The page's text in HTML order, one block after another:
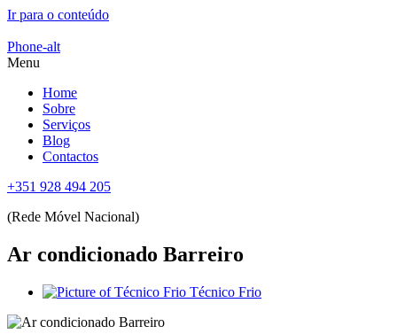
Ir para o conteúdo
Phone-alt
Menu
Home
Sobre
Serviços
Blog
Contactos
+351 928 494 205
(Rede Móvel Nacional)
Ar condicionado Barreiro
Técnico Frio